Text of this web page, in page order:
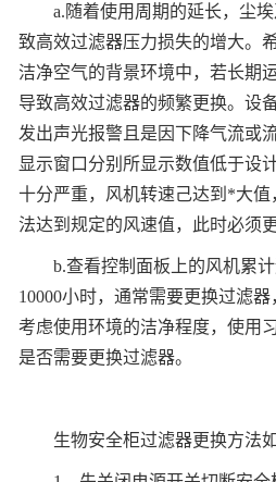
a.随着使用周期的延长，尘埃
致高效过滤器压力损失的增大。
洁净空气的背景环境中，若长期
导致高效过滤器的频繁更换。设
发出声光报警且是因下降气流或
显示窗口分别所显示数值低于设
十分严重，风机转速己达到*大
法达到规定的风速值，此时必须
b.查看控制面板上的风机累计
10000小时，通常需要更换过滤
考虑使用环境的洁净程度，使用
是否需要更换过滤器。
生物安全柜过滤器更换方法如